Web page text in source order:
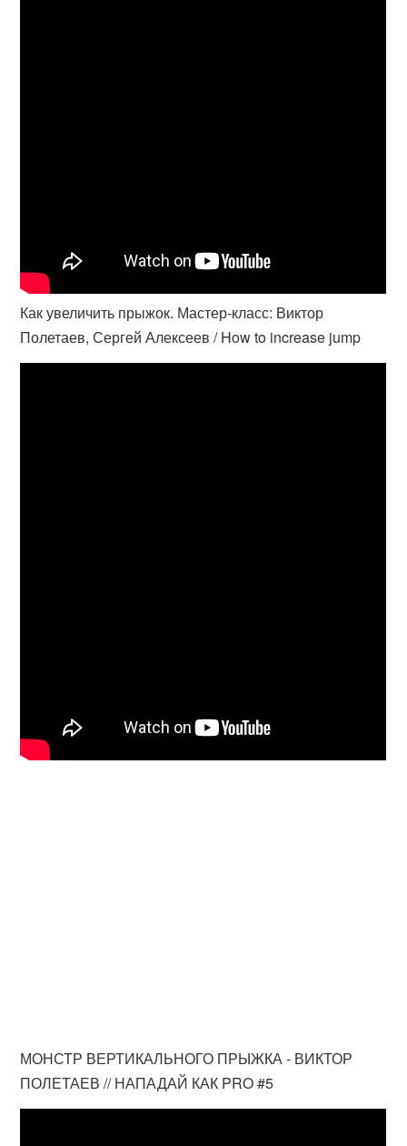
Как увеличить прыжок. Мастер-класс: Виктор
Полетаев, Сергей Алексеев / How to increase jump
МОНСТР ВЕРТИКАЛЬНОГО ПРЫЖКА - ВИКТОР
ПОЛЕТАЕВ // НАПАДАЙ КАК PRO #5